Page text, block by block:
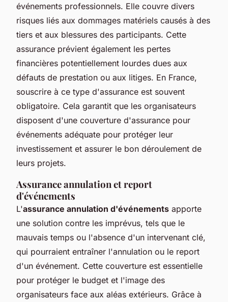
événements professionnels. Elle couvre divers
risques liés aux dommages matériels causés à des
tiers et aux blessures des participants. Cette
assurance prévient également les pertes
financières potentiellement lourdes dues aux
défauts de prestation ou aux litiges. En France,
souscrire à ce type d'assurance est souvent
obligatoire. Cela garantit que les organisateurs
disposent d'une couverture d'assurance pour
événements adéquate pour protéger leur
investissement et assurer le bon déroulement de
leurs projets.
Assurance annulation et report
d'événements
L'assurance annulation d'événements apporte
une solution contre les imprévus, tels que le
mauvais temps ou l'absence d'un intervenant clé,
qui pourraient entraîner l'annulation ou le report
d'un événement. Cette couverture est essentielle
pour protéger le budget et l'image des
organisateurs face aux aléas extérieurs. Grâce à